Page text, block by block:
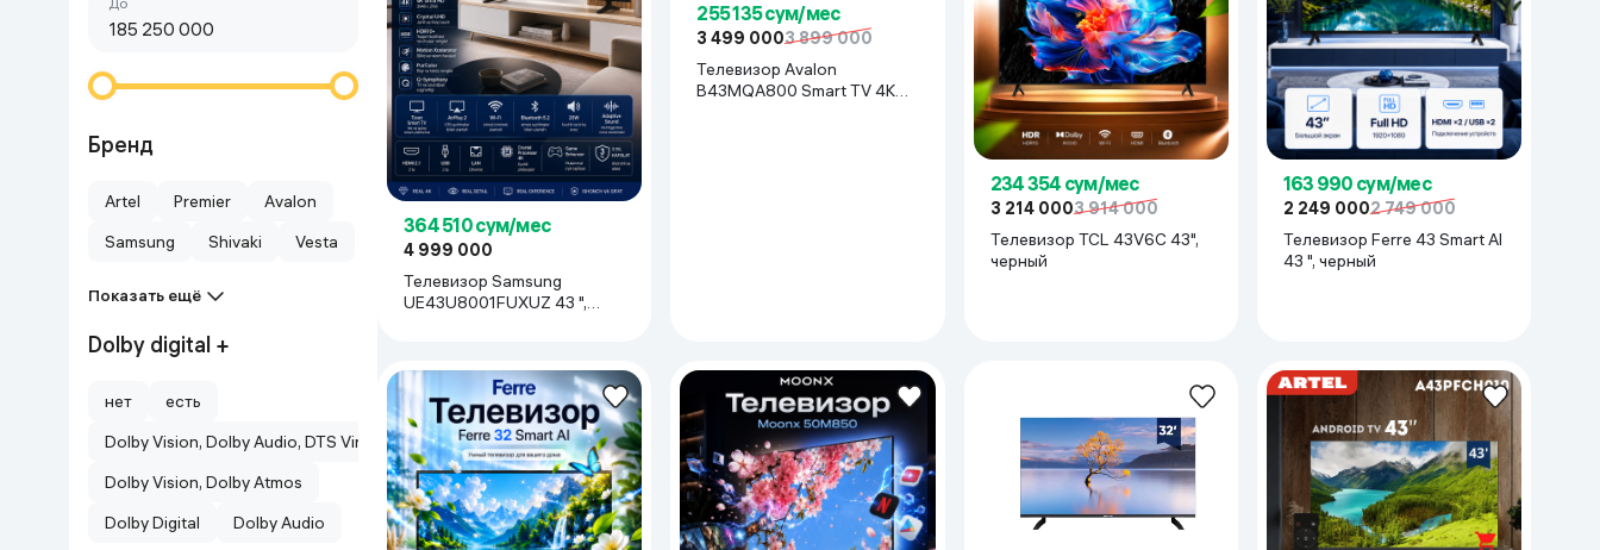
Спортивные товары
Автотовары
Ювелирные изделия
Очки виртуальной реальности
Умные очки
Бренд
Artel Premier
Avalon
Samsung
Shivaki Vesta
Показать ещё
Dolby digital +
нет
есть
Dolby Vision, Dolby Audio, DTS Virtual X
Dolby Vision, Dolby Atmos
Dolby Digital
Dolby Audio
364 510 сум/мес
4 999 000
Телевизор Samsung
UE43U8001FUXUZ 43 ",
255 135 сум/мес
3 499 0003 899 000
Телевизор Avalon
B43MQA800 Smart TV 4K
234 354 сум/мес
3 214 0003 914 000
Телевизор TCL 43V6C 43",
черный
163 990 сум/мес
2 249 0002 749 000
Телевизор Ferre 43 Smart AI
43 ", черный